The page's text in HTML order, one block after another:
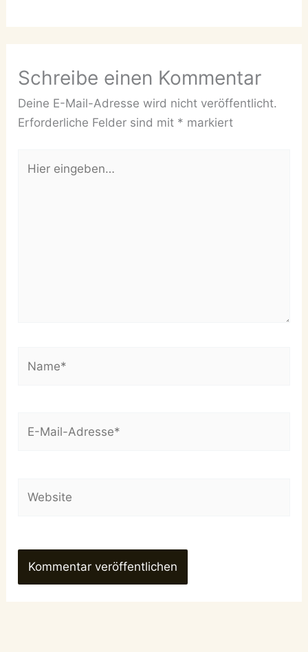
Schreibe einen Kommentar
Deine E-Mail-Adresse wird nicht veröffentlicht.
Erforderliche Felder sind mit * markiert
eingeben…